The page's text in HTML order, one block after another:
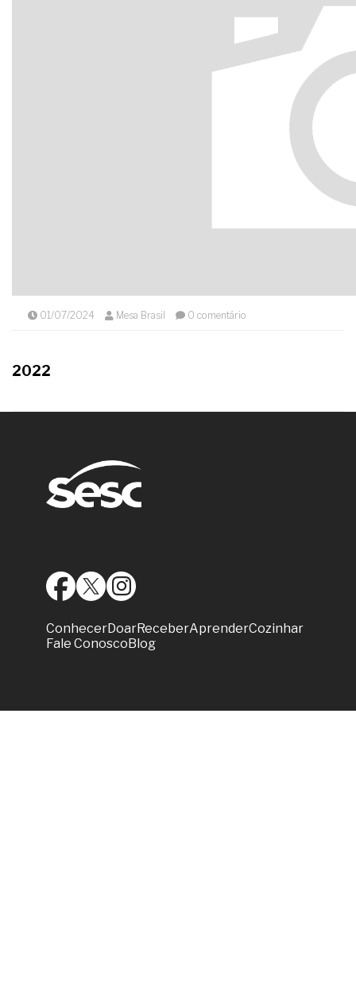
01/07/2024 Mesa Brasil 0 comentário
2022
ConhecerDoarReceberAprenderCozinhar
Fale ConoscoBlog